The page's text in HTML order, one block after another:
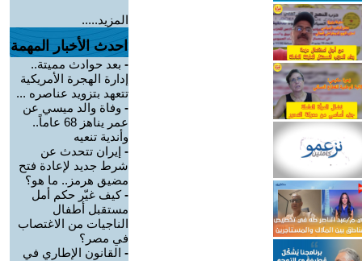
المزيد.....
احدث الأخبار المهمة
- بعد حوادث مميتة..
إدارة الهجرة الأمريكية
تتعهد بتزويد عناصره ...
- وفاة والد ميسي عن
عمر يناهز 68 عاماً..
وأندية تنعيه
- إيران تتحدث عن
شرط جديد لإعادة فتح
مضيق هرمز.. ما هو؟
-كيف غيّر حكم أمل
مستقبل أطفال
الناجيات من الاغتصاب
في مصر؟
- القانون الإطاري في